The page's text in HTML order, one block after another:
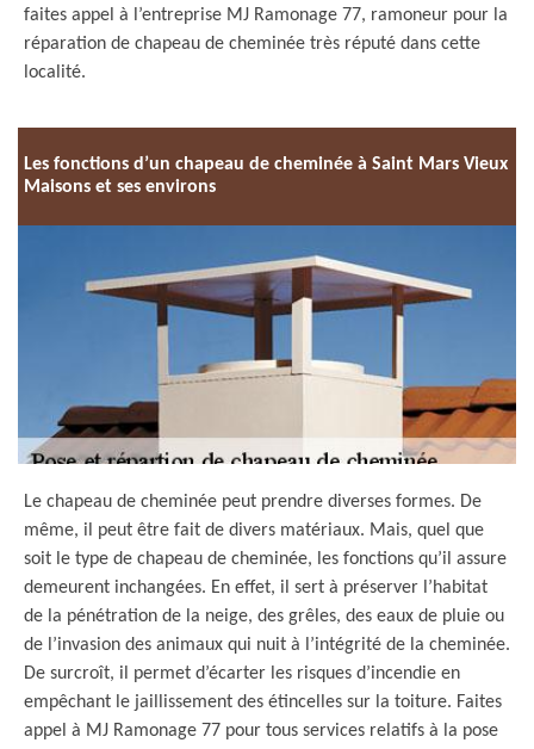
faites appel à l’entreprise MJ Ramonage 77, ramoneur pour la
réparation de chapeau de cheminée très réputé dans cette
localité.
Les fonctions d’un chapeau de cheminée à Saint Mars Vieux
Maisons et ses environs
Le chapeau de cheminée peut prendre diverses formes. De
même, il peut être fait de divers matériaux. Mais, quel que
soit le type de chapeau de cheminée, les fonctions qu’il assure
demeurent inchangées. En effet, il sert à préserver l’habitat
de la pénétration de la neige, des grêles, des eaux de pluie ou
de l’invasion des animaux qui nuit à l’intégrité de la cheminée.
De surcroît, il permet d’écarter les risques d’incendie en
empêchant le jaillissement des étincelles sur la toiture. Faites
appel à MJ Ramonage 77 pour tous services relatifs à la pose